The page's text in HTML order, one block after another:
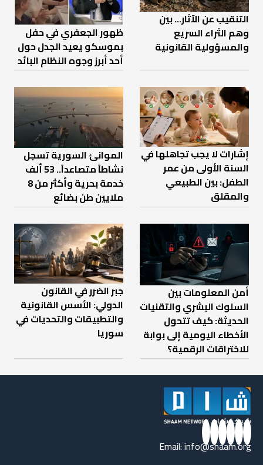
التنقيب عن الآثار… بين
وهم الثراء السريع
والمسؤولية القانونية
ظهور الجعفري في حفل
بموسكو يعيد الجدل حول
أحد أبرز وجوه النظام البائد
إشارات لا يجب تجاهلها في
السنة الأولى من عمر
الطفل: بين الطبيعي
والمقلق
الموانئ السورية تسجل
نشاطاً متصاعداً.. 53 ألف
خدمة بحرية وأكثر من 8
ملايين طن بضائع
أمن المعلومات بين
السلوك البشري والتقنيات
الحديثة: كيف تتحول
الأخطاء اليومية إلى بوابة
للاختراقات الرقمية؟
جبر الضرر في القانون
الدولي: الأسس القانونية
والتطبيقات والتحديات في
سوريا
Email:info@shaam.org